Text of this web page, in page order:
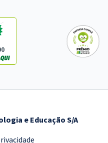
e Educação S/A